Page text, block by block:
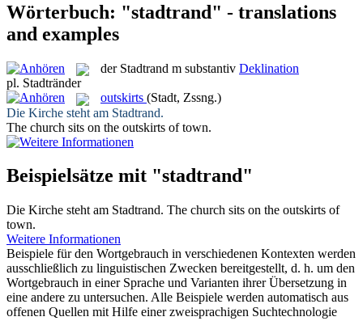
Wörterbuch: "stadtrand" - translations
and examples
der Stadtrand m substantiv Deklination
pl. Stadtränder
outskirts (Stadt, Zssng.)
Die Kirche steht am Stadtrand.
The church sits on the outskirts of town.
Beispielsätze mit "stadtrand"
Die Kirche steht am Stadtrand. The church sits on the outskirts of
town.
Weitere Informationen
Beispiele für den Wortgebrauch in verschiedenen Kontexten werden
ausschließlich zu linguistischen Zwecken bereitgestellt, d. h. um den
Wortgebrauch in einer Sprache und Varianten ihrer Übersetzung in
eine andere zu untersuchen. Alle Beispiele werden automatisch aus
offenen Quellen mit Hilfe einer zweisprachigen Suchtechnologie